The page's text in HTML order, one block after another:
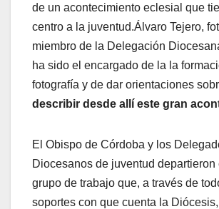
de un acontecimiento eclesial que
centro a la juventud.Álvaro Tejero,
miembro de la Delegación
ha sido el encargado de la la
fotografía y de dar orientaciones
describir desde allí este gran
El Obispo de Córdoba y los
Diocesanos de juventud departieron
grupo de trabajo que, a través de
soportes con que cuenta la